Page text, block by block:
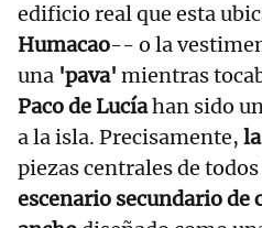
edificio real que esta
Humacao-- o la
una 'pava' mientras
Paco de Lucíahan sido
a la isla. Precisamente,
piezas centrales de
escenario secundario de